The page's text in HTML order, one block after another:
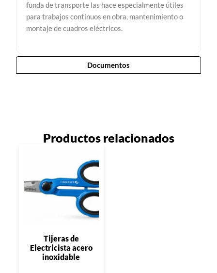
Documentos
funda de transporte las hace especialmente útiles
para trabajos continuos en obra, mantenimiento o
montaje de cuadros eléctricos.
Productos relacionados
Tijeras de
Electricista acero
inoxidable